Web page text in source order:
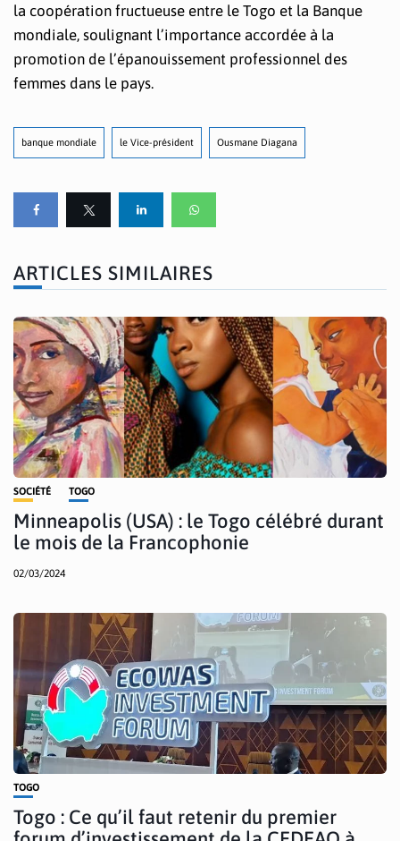
la coopération fructueuse entre le Togo et la Banque
mondiale, soulignant l’importance accordée à la
promotion de l’épanouissement professionnel des
femmes dans le pays.
banque mondiale le Vice-président Ousmane Diagana
ARTICLES SIMILAIRES
SOCIÉTÉ TOGO
Minneapolis (USA) : le Togo célébré durant
le mois de la Francophonie
02/03/2024
TOGO
Togo : Ce qu’il faut retenir du premier